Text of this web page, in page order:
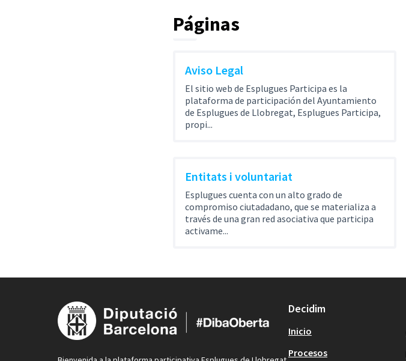
Páginas
Aviso Legal
El sitio web de Esplugues Participa es la
plataforma de participación del Ayuntamiento
de Esplugues de Llobregat, Esplugues Participa,
propi...
Entitats i voluntariat
Esplugues cuenta con un alto grado de
compromiso ciutadadano, que se materializa a
través de una gran red asociativa que participa
activame...
Decidim
Inicio
Procesos